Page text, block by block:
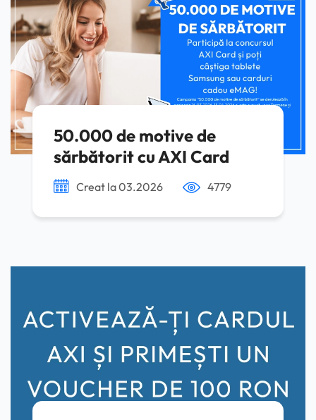
50.000 de motive de
sărbătorit cu AXI Card
Creat la 03.2026 4779